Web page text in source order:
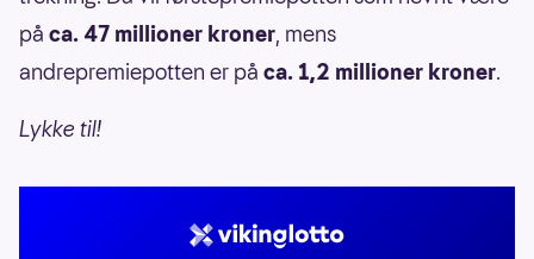
på ca. 47 millioner kroner, mens
andrepremiepotten er på ca. 1,2 millioner kroner.
Lykke til!